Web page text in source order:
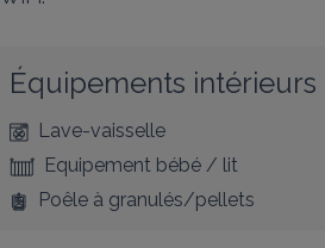
Équipements intérieurs
Lave-vaisselle
Equipement bébé / lit
Poêle à granulés/pellets